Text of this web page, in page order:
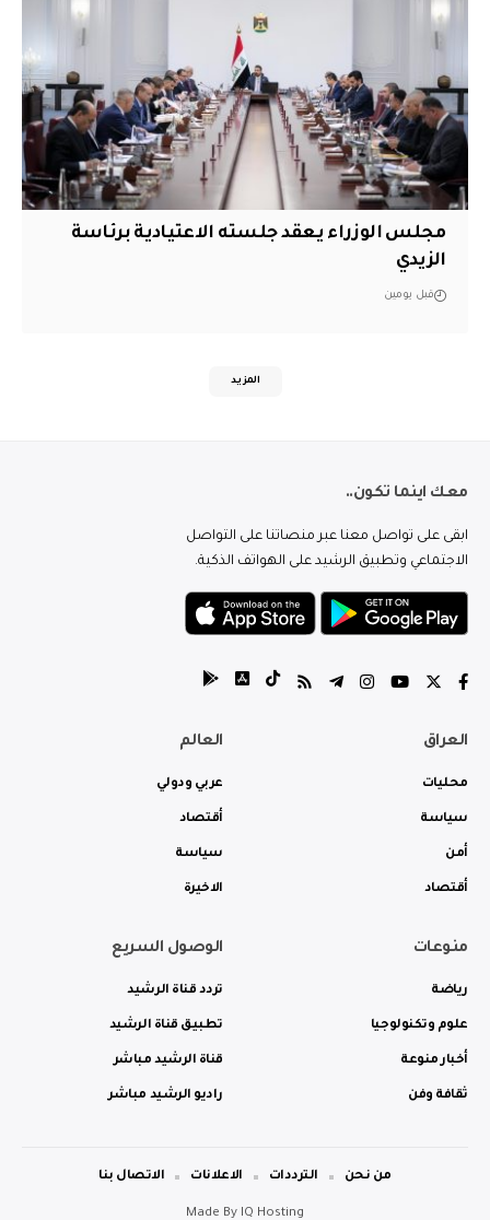
مجلس الوزراء يعقد جلسته الاعتيادية برئاسة
الزيدي
قبل يومين
المزيد
معك اينما تكون..
ابقى على تواصل معنا عبر منصاتنا على التواصل
الاجتماعي وتطبيق الرشيد على الهواتف الذكية.
العراق
محليات
سياسة
أمن
أقتصاد
العالم
عربي ودولي
أقتصاد
سياسة
الاخيرة
منوعات
رياضة
علوم وتكنولوجيا
أخبار منوعة
ثقافة وفن
الوصول السريع
تردد قناة الرشيد
تطبيق قناة الرشيد
قناة الرشيد مباشر
راديو الرشيد مباشر
Made By IQ Hosting
من نحن الترددات الاعلانات الاتصال بنا